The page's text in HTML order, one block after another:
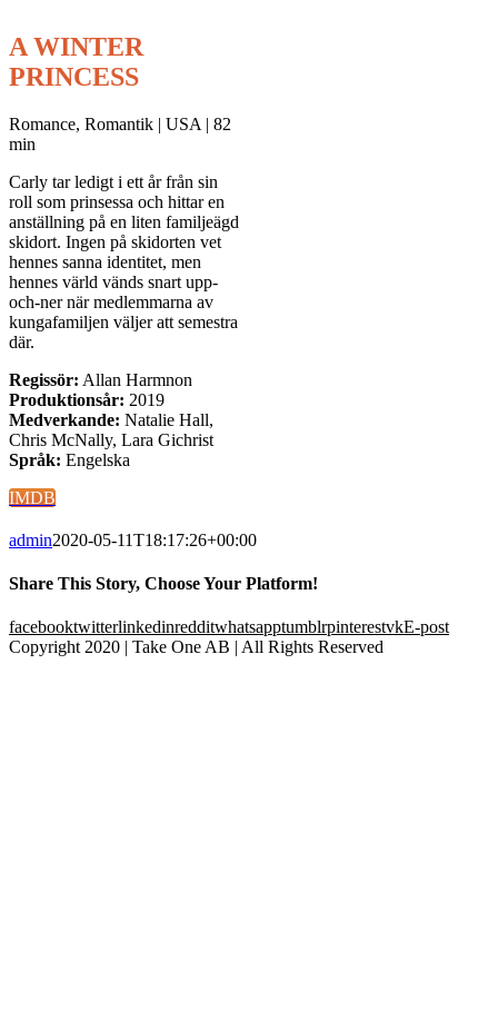
A WINTER
PRINCESS
Romance, Romantik | USA | 82
min
Carly tar ledigt i ett år från sin
roll som prinsessa och hittar en
anställning på en liten familjeägd
skidort. Ingen på skidorten vet
hennes sanna identitet, men
hennes värld vänds snart upp-
och-ner när medlemmarna av
kungafamiljen väljer att semestra
där.
Regissör: Allan Harmnon
Produktionsår: 2019
Medverkande: Natalie Hall,
Chris McNally, Lara Gichrist
Språk: Engelska
IMDB
admin2020-05-11T18:17:26+00:00
Share This Story, Choose Your Platform!
facebooktwitterlinkedinredditwhatsapptumblrpinterestvkE-post
Copyright 2020 | Take One AB | All Rights Reserved